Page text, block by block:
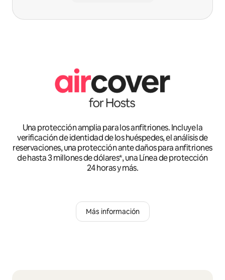
Una protección amplia para los anfitriones. Incluye la
verificación de identidad de los huéspedes, el análisis de
reservaciones, una protección ante daños para anfitriones
de hasta 3 millones de dólares*, una Línea de protección
24 horas y más.
Más información